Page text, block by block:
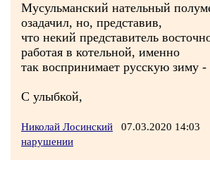
Мусульманский нательный
озадачил, но, представив,
что некий представитель
работая в котельной, именно
так воспринимает русскую зиму -
С улыбкой,
Николай Лосинский 07.03.2020 14:03
нарушении